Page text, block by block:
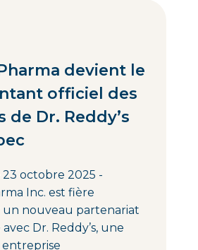
devient le
officiel des
de Dr. Reddy’s
23 octobre 2025 -
Inc. est fière
un nouveau partenariat
Dr. Reddy’s, une